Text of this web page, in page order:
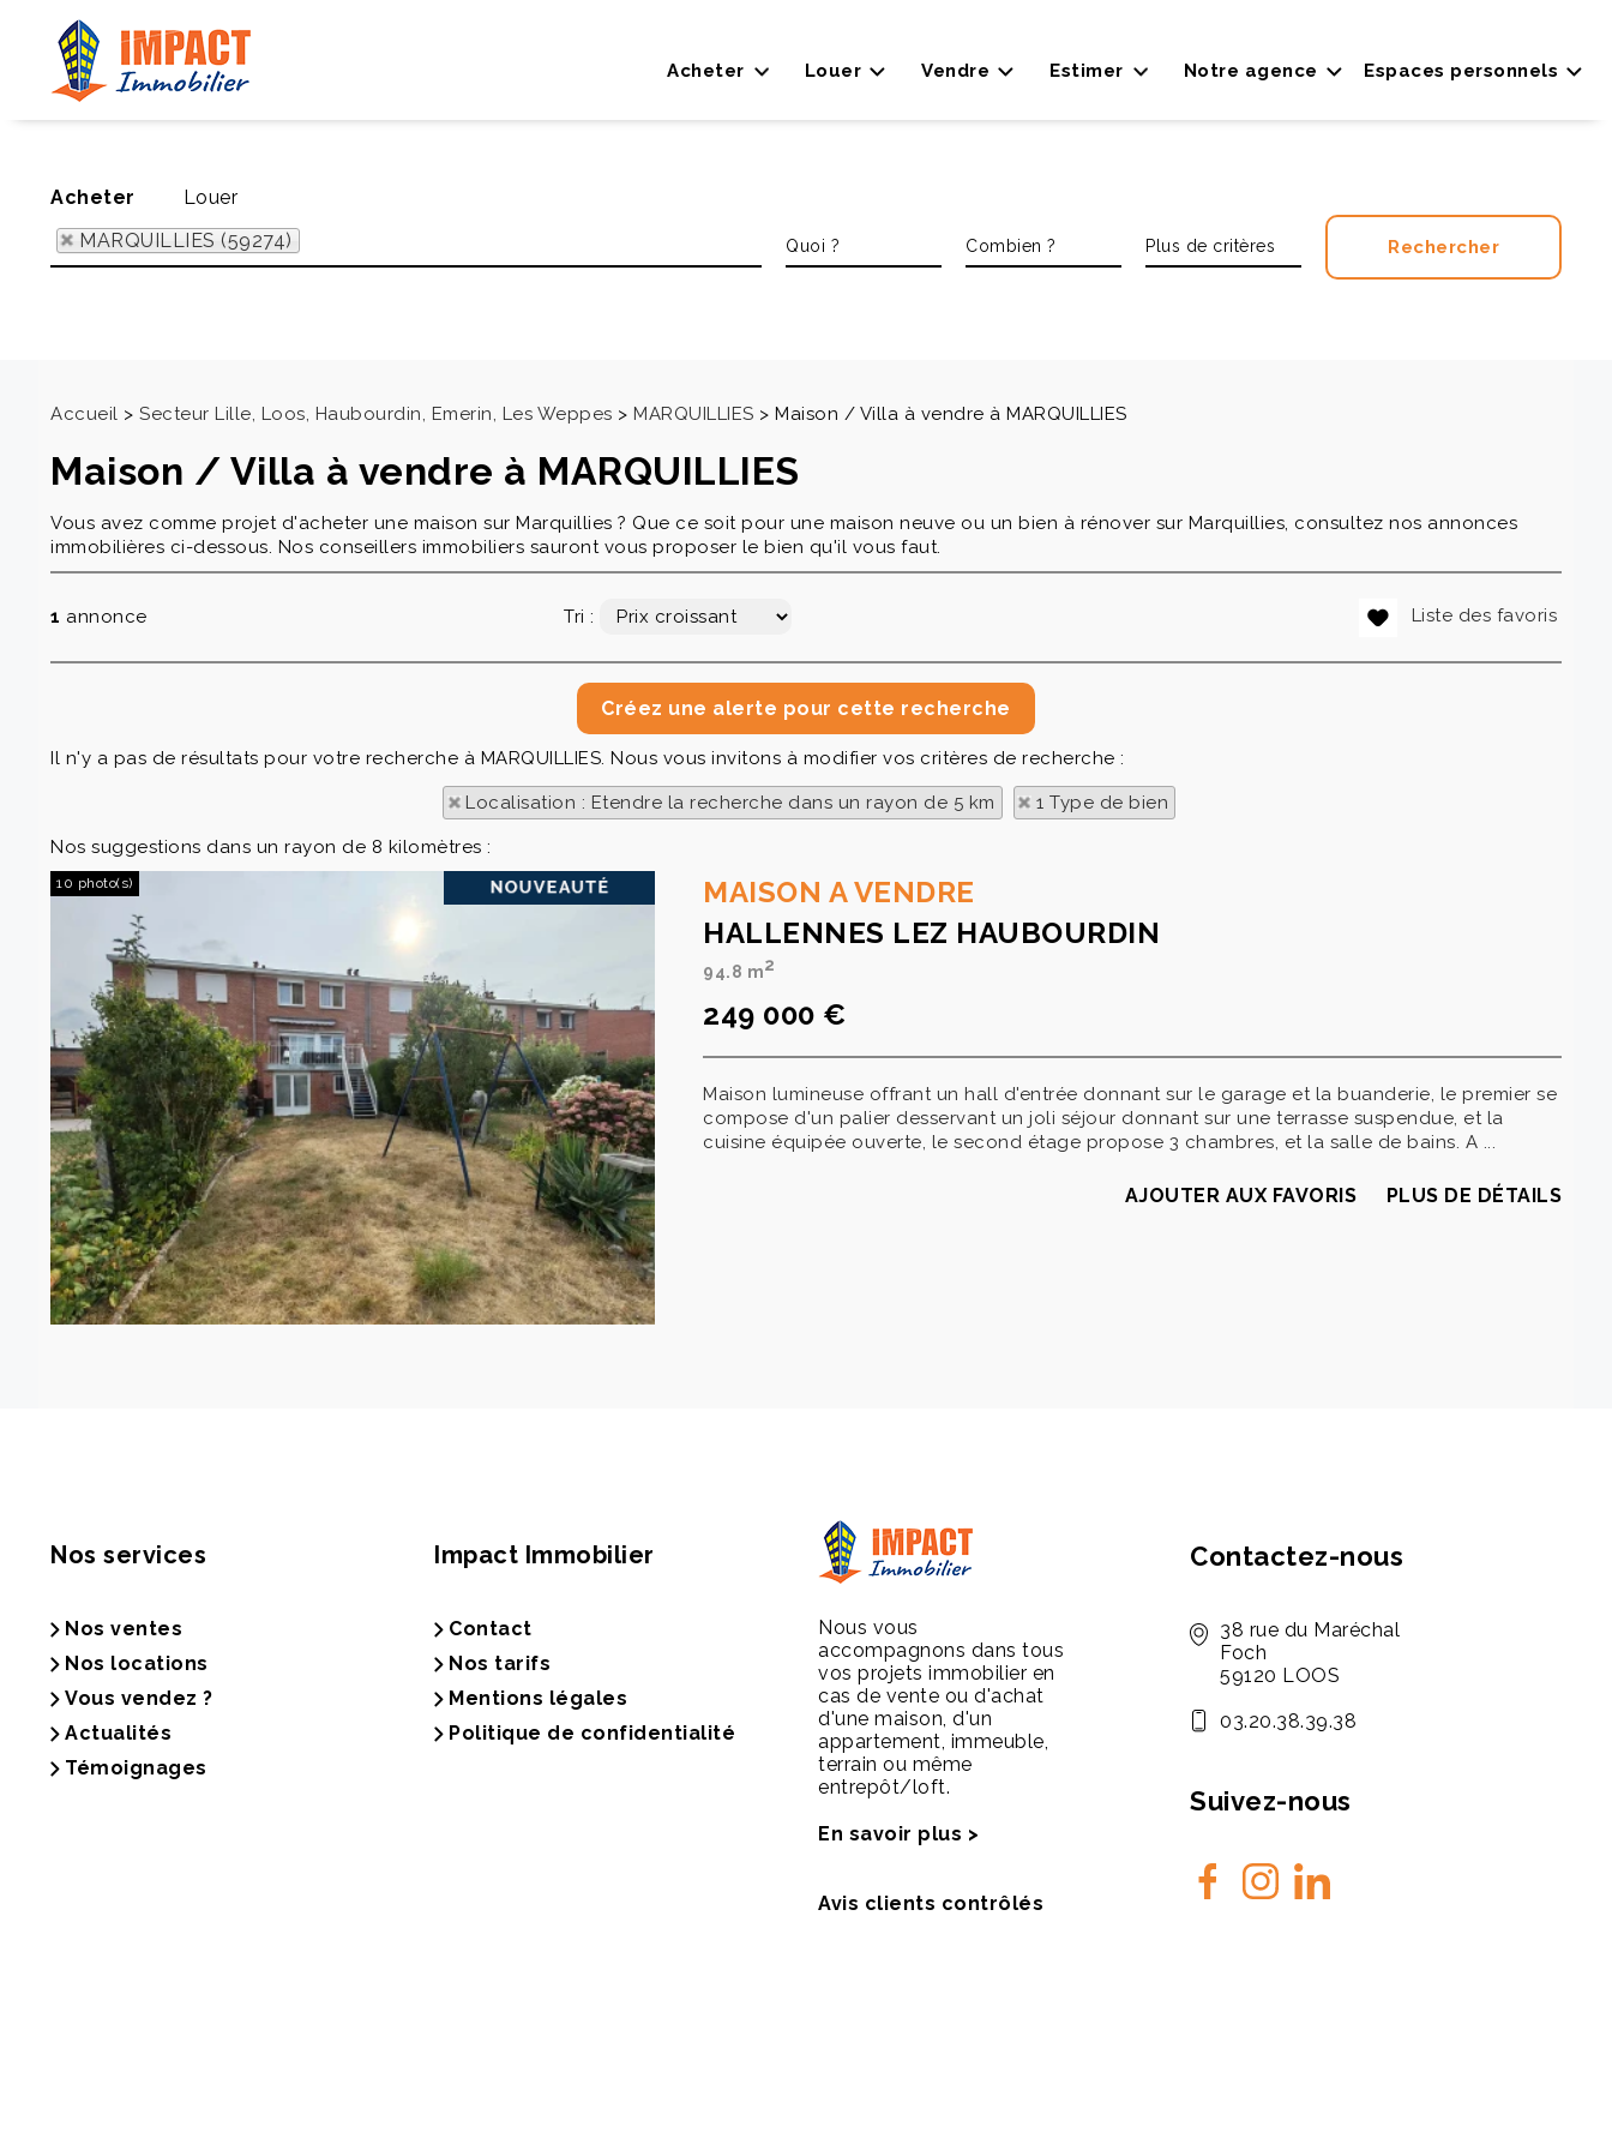
Espaces personnels
Acheter Louer Vendre Estimer Notre agence
Acheter
Louer
MARQUILLIES (59274)
Accueil > Secteur Lille, Loos, Haubourdin, Emerin, Les Weppes > MARQUILLIES > Maison / Villa à vendre à MARQUILLIES
Maison / Villa à vendre à MARQUILLIES
Vous avez comme projet d'acheter une maison sur Marquillies ? Que ce soit pour une maison neuve ou un bien à rénover sur Marquillies, consultez nos annonces
immobilières ci-dessous. Nos conseillers immobiliers sauront vous proposer le bien qu'il vous faut.
1 annonce Tri : Liste des favoris
Il n'y a pas de résultats pour votre recherche à MARQUILLIES. Nous vous invitons à modifier vos critères de recherche :
Localisation : Etendre la recherche dans un rayon de 5 km 1 Type de bien
Nos suggestions dans un rayon de 8 kilomètres :
10 photo(s)
MAISON A VENDRE
HALLENNES LEZ HAUBOURDIN
94.8 m2
249 000 €
Maison lumineuse offrant un hall d'entrée donnant sur le garage et la buanderie, le premier se
compose d'un palier desservant un joli séjour donnant sur une terrasse suspendue, et la
cuisine équipée ouverte, le second étage propose 3 chambres, et la salle de bains. A ...
AJOUTER AUX FAVORIS PLUS DE DÉTAILS
Nos services
Nos ventes
Nos locations
Vous vendez ?
Actualités
Témoignages
Impact Immobilier
Contact
Nos tarifs
Mentions légales
Politique de confidentialité
Nous vous
accompagnons dans tous
vos projets immobilier en
cas de vente ou d'achat
d'une maison, d'un
appartement, immeuble,
terrain ou même
entrepôt/loft.
En savoir plus >
Avis clients contrôlés
Contactez-nous
38 rue du Maréchal
Foch
59120 LOOS
03.20.38.39.38
Suivez-nous